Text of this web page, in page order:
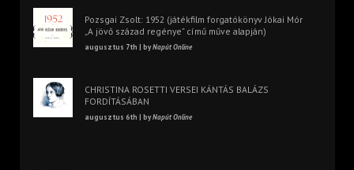
Pozsgai Zsolt: 1952 (játékfilm forgatókönyv Jókai Mór
„A jövő század regénye” című műve alapján)
augusztus 7th | byNapút Online
CHRISTINA ROSETTI VERSEI KÁNTÁS BALÁZS
FORDÍTÁSÁBAN
augusztus 6th | byNapút Online